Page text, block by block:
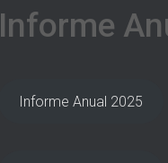
Informe
Informe Anual 2025